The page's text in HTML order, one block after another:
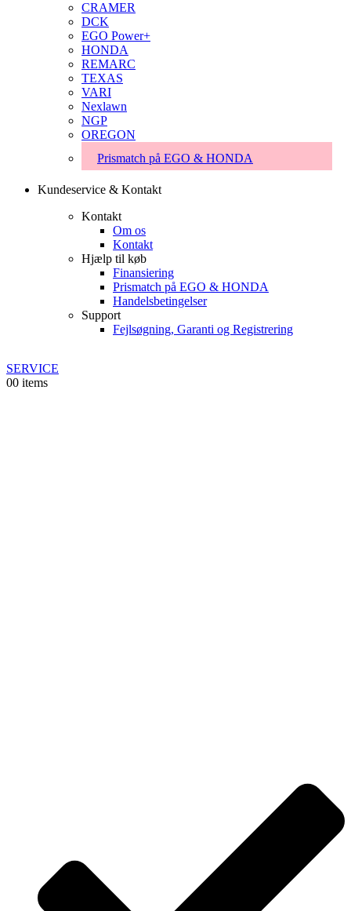
CRAMER
DCK
EGO Power+
HONDA
REMARC
TEXAS
VARI
Nexlawn
NGP
OREGON
Prismatch på EGO & HONDA
Kundeservice & Kontakt
Kontakt
Om os
Kontakt
Hjælp til køb
Finansiering
Prismatch på EGO & HONDA
Handelsbetingelser
Support
Fejlsøgning, Garanti og Registrering
SERVICE
00 items